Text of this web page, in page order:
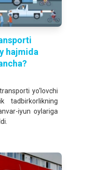
hajmida
yo‘lovchi
tadbirkorlikning
iyun oylariga